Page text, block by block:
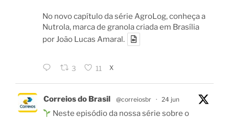
No novo capítulo da série AgroLog, conheça a
Nutrola, marca de granola criada em Brasília
por João Lucas Amaral.
3 11 X
Correios do Brasil @correiosbr · 24 jun
Neste episódio da nossa série sobre o